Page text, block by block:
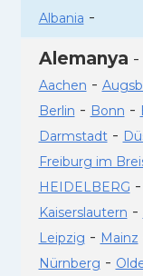
Albania -
Alemanya
Aachen -
Berlin - Bonn -
Darmstadt-
Freiburg im
HEIDELBERG -
Kaiserslautern -
Leipzig - Mainz
Nürnberg -